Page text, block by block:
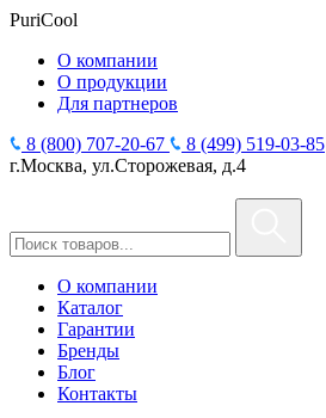
PuriCool
О компании
О продукции
Для партнеров
8 (800) 707-20-67
8 (499) 519-03-85
г.Москва, ул.Сторожевая, д.4
О компании
Каталог
Гарантии
Бренды
Блог
Контакты